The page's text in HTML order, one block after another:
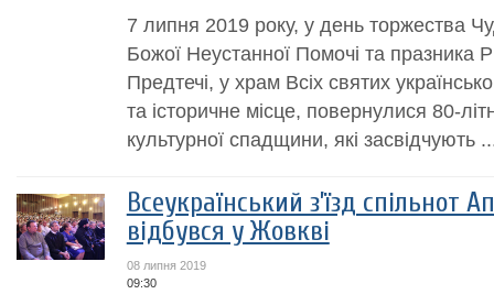
7 липня 2019 року, у день торжества
Божої Неустанної Помочі та празника
Предтечі, у храм Всіх святих
та історичне місце, повернулися 80-
культурної спадщини, які засвідчують
Всеукраїнський з’їзд спільнот
відбувся у Жовкві
08 липня 2019
09:30